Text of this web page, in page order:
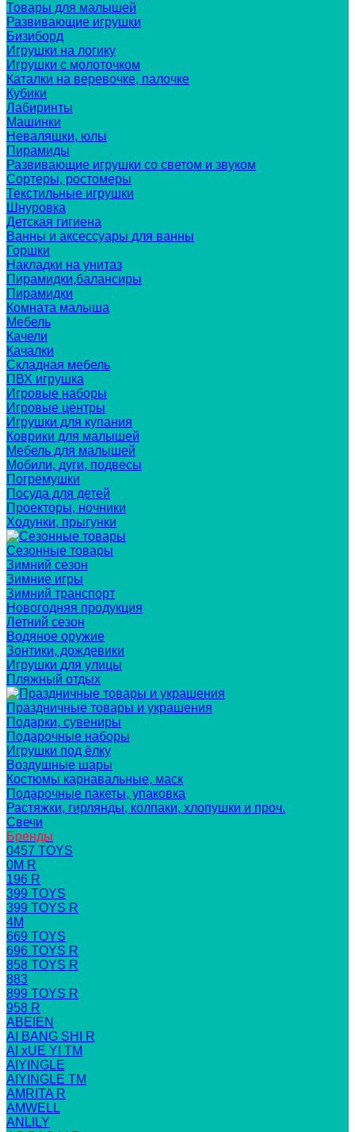
Товары для малышей
Развивающие игрушки
Бизиборд
Игрушки на логику
Игрушки с молоточком
Каталки на веревочке, палочке
Кубики
Лабиринты
Машинки
Неваляшки, юлы
Пирамиды
Развивающие игрушки со светом и звуком
Сортеры, ростомеры
Текстильные игрушки
Шнуровка
Детская гигиена
Ванны и аксессуары для ванны
Горшки
Накладки на унитаз
Пирамидки,балансиры
Пирамидки
Комната малыша
Мебель
Качели
Качалки
Складная мебель
ПВХ игрушка
Игровые наборы
Игровые центры
Игрушки для купания
Коврики для малышей
Мебель для малышей
Мобили, дуги, подвесы
Погремушки
Посуда для детей
Проекторы, ночники
Ходунки, прыгунки
Сезонные товары
Зимний сезон
Зимние игры
Зимний транспорт
Новогодняя продукция
Летний сезон
Водяное оружие
Зонтики, дождевики
Игрушки для улицы
Пляжный отдых
Праздничные товары и украшения
Подарки, сувениры
Подарочные наборы
Игрушки под ёлку
Воздушные шары
Костюмы карнавальные, маск
Подарочные пакеты, упаковка
Растяжки, гирлянды, колпаки, хлопушки и проч.
Свечи
Бренды
0457 TOYS
0M R
196 R
399 TOYS
399 TOYS R
4M
669 TOYS
696 TOYS R
858 TOYS R
883
899 TOYS R
958 R
ABEIEN
AI BANG SHI R
AI xUE YI TM
AIYINGLE
AIYINGLE TM
AMRITA R
AMWELL
ANLILY